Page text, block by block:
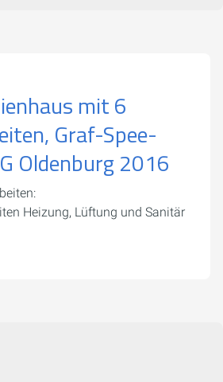
mit 6
Graf-Spee-
Oldenburg 2016
Heizung, Lüftung und Sanitär